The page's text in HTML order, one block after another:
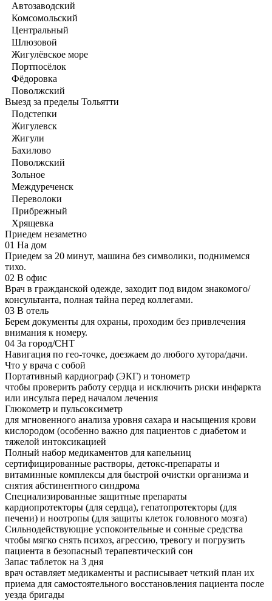
Автозаводский
Комсомольский
Центральный
Шлюзовой
Жигулёвское море
Портпосёлок
Фёдоровка
Поволжский
Выезд за пределы Тольятти
Подстепки
Жигулевск
Жигули
Бахилово
Поволжский
Зольное
Междуреченск
Переволоки
Прибрежный
Хрящевка
Приедем незаметно
01 На дом
Приедем за 20 минут, машина без символики, поднимемся
тихо.
02 В офис
Врач в гражданской одежде, заходит под видом знакомого/
консультанта, полная тайна перед коллегами.
03 В отель
Берем документы для охраны, проходим без привлечения
внимания к номеру.
04 За город/СНТ
Навигация по гео-точке, доезжаем до любого хутора/дачи.
Что у врача с собой
Портативный кардиограф (ЭКГ) и тонометр
чтобы проверить работу сердца и исключить риски инфаркта
или инсульта перед началом лечения
Глюкометр и пульсоксиметр
для мгновенного анализа уровня сахара и насыщения крови
кислородом (особенно важно для пациентов с диабетом и
тяжелой интоксикацией
Полный набор медикаментов для капельниц
сертифицированные растворы, детокс-препараты и
витаминные комплексы для быстрой очистки организма и
снятия абстинентного синдрома
Специализированные защитные препараты
кардиопротекторы (для сердца), гепатопротекторы (для
печени) и ноотропы (для защиты клеток головного мозга)
Сильнодействующие успокоительные и сонные средства
чтобы мягко снять психоз, агрессию, тревогу и погрузить
пациента в безопасный терапевтический сон
Запас таблеток на 3 дня
врач оставляет медикаменты и расписывает четкий план их
приема для самостоятельного восстановления пациента после
уезда бригады